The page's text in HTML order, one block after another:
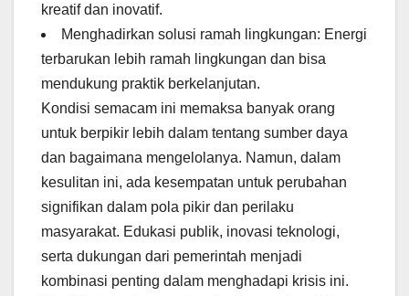
kreatif dan inovatif.
Menghadirkan solusi ramah lingkungan: Energi
terbarukan lebih ramah lingkungan dan bisa
mendukung praktik berkelanjutan.
Kondisi semacam ini memaksa banyak orang
untuk berpikir lebih dalam tentang sumber daya
dan bagaimana mengelolanya. Namun, dalam
kesulitan ini, ada kesempatan untuk perubahan
signifikan dalam pola pikir dan perilaku
masyarakat. Edukasi publik, inovasi teknologi,
serta dukungan dari pemerintah menjadi
kombinasi penting dalam menghadapi krisis ini.